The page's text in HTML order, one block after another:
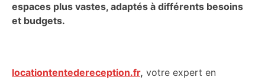
espaces plus vastes, adaptés à différents besoins
et budgets.
locationtentedereception.fr, votre expert en